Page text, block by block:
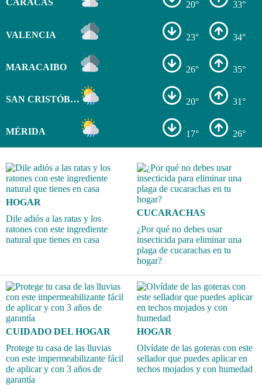
CARACAS 20° 33°
VALENCIA 23° 34°
MARACAIBO 26° 35°
SAN CRISTÓBAL 20° 31°
MÉRIDA 17° 26°
HOGAR
Dile adiós a las ratas y los
ratones con este ingrediente
natural que tienes en casa
CUCARACHAS
¿Por qué no debes usar
insecticida para eliminar una
plaga de cucarachas en tu
hogar?
CUIDADO DEL HOGAR
Protege tu casa de las lluvias
con este impermeabilizante fácil
de aplicar y con 3 años de
garantía
HOGAR
Olvídate de las goteras con este
sellador que puedes aplicar en
techos mojados y con humedad